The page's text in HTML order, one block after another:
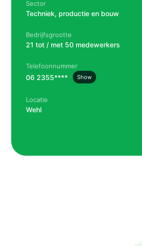
Sector
Techniek, productie en bouw
Bedrijfsgrootte
21 tot / met 50 medewerkers
Telefoonnummer
06 2355**** Show
Locatie
Wehl